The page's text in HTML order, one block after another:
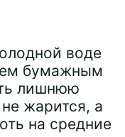
воде
бумажным
лишнюю
жарится, а
на средние